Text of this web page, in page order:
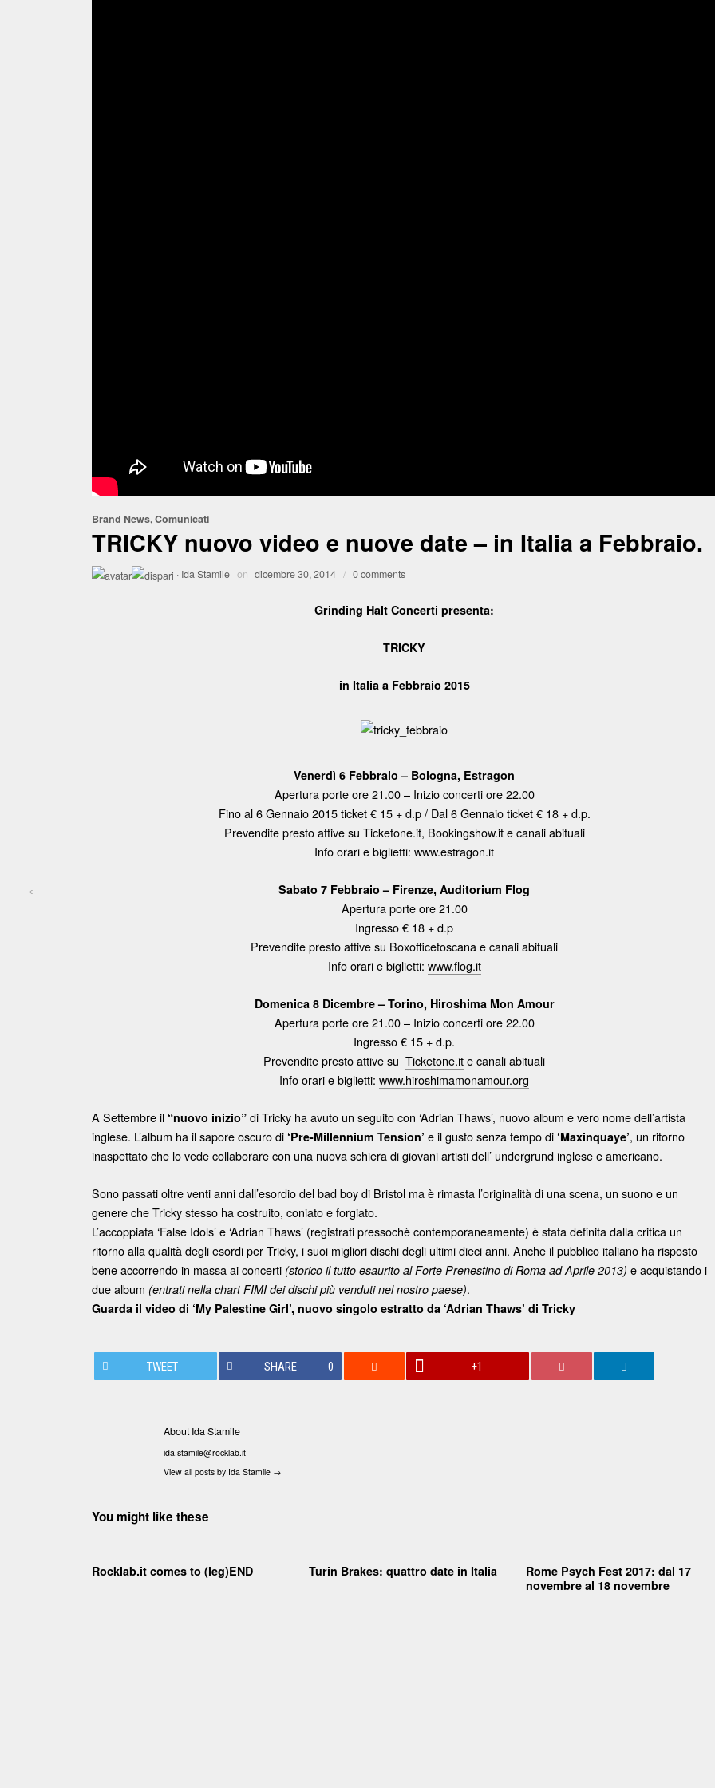
<
Brand News,Comunicati
TRICKY nuovo video e nuove date – in Italia a Febbraio.
· Ida Stamile on dicembre 30, 2014 / 0 comments
Grinding Halt Concerti presenta:
TRICKY
in Italia a Febbraio 2015
Venerdì 6 Febbraio – Bologna, Estragon
Apertura porte ore 21.00 – Inizio concerti ore 22.00
Fino al 6 Gennaio 2015 ticket € 15 + d.p / Dal 6 Gennaio ticket € 18 + d.p.
Prevendite presto attive su Ticketone.it, Bookingshow.ite canali abituali
Info orari e biglietti: www.estragon.it
Sabato 7 Febbraio – Firenze, Auditorium Flog
Apertura porte ore 21.00
Ingresso € 18 + d.p
Prevendite presto attive su Boxofficetoscanae canali abituali
Info orari e biglietti: www.flog.it
Domenica 8 Dicembre – Torino, Hiroshima Mon Amour
Apertura porte ore 21.00 – Inizio concerti ore 22.00
Ingresso € 15 + d.p.
Prevendite presto attive suTicketone.ite canali abituali
Info orari e biglietti:www.hiroshimamonamour.org
A Settembre il “nuovo inizio” di Tricky ha avuto un seguito con ‘Adrian Thaws’, nuovo album e vero nome dell’artista
inglese. L’album ha il sapore oscuro di ‘Pre-Millennium Tension’ e il gusto senza tempo di ‘Maxinquaye’, un ritorno
inaspettato che lo vede collaborare con una nuova schiera di giovani artisti dell’ undergrund inglese e americano.
Sono passati oltre venti anni dall’esordio del bad boy di Bristol ma è rimasta l’originalità di una scena, un suono e un
genere che Tricky stesso ha costruito, coniato e forgiato.
L’accoppiata ‘False Idols’ e ‘Adrian Thaws’ (registrati pressochè contemporaneamente) è stata definita dalla critica un
ritorno alla qualità degli esordi per Tricky, i suoi migliori dischi degli ultimi dieci anni. Anche il pubblico italiano ha risposto
bene accorrendo in massa ai concerti (storico il tutto esaurito al Forte Prenestino di Roma ad Aprile 2013) e acquistando i
due album (entrati nella chart FIMI dei dischi più venduti nel nostro paese).
Guarda il video di ‘My Palestine Girl’, nuovo singolo estratto da ‘Adrian Thaws’ di Tricky
TWEET SHARE 0 +1
About Ida Stamile
ida.stamile@rocklab.it
View all posts by Ida Stamile →
You might like these
Rocklab.it comes to (leg)END Turin Brakes: quattro date in Italia
Rome Psych Fest 2017: dal 17
novembre al 18 novembre